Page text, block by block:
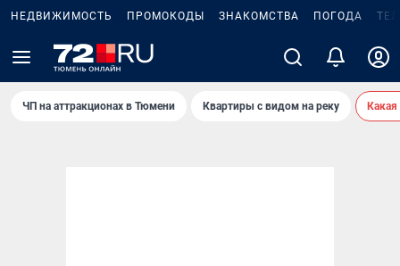
НЕДВИЖИМОСТЬ ПРОМОКОДЫ ЗНАКОМСТВА ПОГОДА
ЧП на аттракционах в Тюмени Квартиры с видом на реку